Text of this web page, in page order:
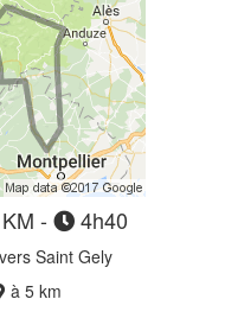
- 4h40
Saint Gely
à 5 km